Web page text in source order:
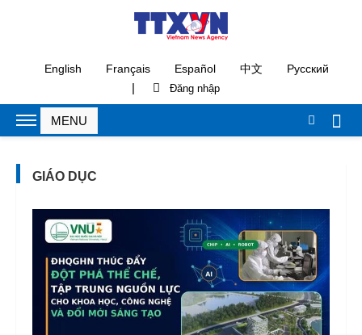
English Français Español 中文 Русский
|
GIÁO DỤC